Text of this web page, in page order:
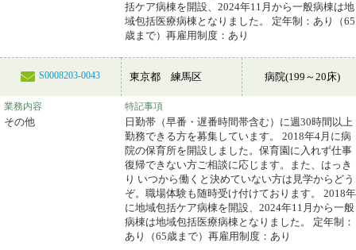
括ケア病棟を開設、2024年11月から一般病棟は地
域包括医療病棟となりました。 定年制：あり（65
歳まで）再雇用制度：あり
S0008203-0043 東京都 練馬区 病院(199～20床)
業務内容
その他
特記事項
日勤帯（早番・遅番時間帯含む）に週30時間以上
勤務できる方を募集しています。 2018年4月に病
院の保育所を開設しました。保育園に入れず仕事
復帰できない方ご相談に応じます。また、はっき
り いつから働くと決めていない方は見学からどう
ぞ。職場体験も随時受け付けております。 2018年
に地域包括ケア病棟を開設、2024年11月から一般
病棟は地域包括医療病棟となりました。 定年制：
あり（65歳まで）再雇用制度：あり